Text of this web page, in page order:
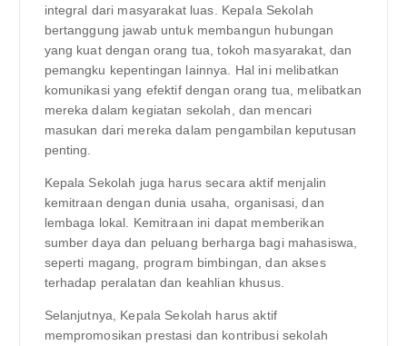
integral dari masyarakat luas. Kepala Sekolah
bertanggung jawab untuk membangun hubungan
yang kuat dengan orang tua, tokoh masyarakat, dan
pemangku kepentingan lainnya. Hal ini melibatkan
komunikasi yang efektif dengan orang tua, melibatkan
mereka dalam kegiatan sekolah, dan mencari
masukan dari mereka dalam pengambilan keputusan
penting.
Kepala Sekolah juga harus secara aktif menjalin
kemitraan dengan dunia usaha, organisasi, dan
lembaga lokal. Kemitraan ini dapat memberikan
sumber daya dan peluang berharga bagi mahasiswa,
seperti magang, program bimbingan, dan akses
terhadap peralatan dan keahlian khusus.
Selanjutnya, Kepala Sekolah harus aktif
mempromosikan prestasi dan kontribusi sekolah